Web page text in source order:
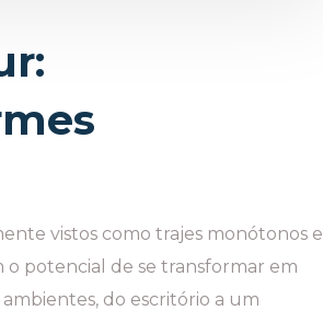
vistos como trajes monótonos e
o potencial de se transformar em
do escritório a um